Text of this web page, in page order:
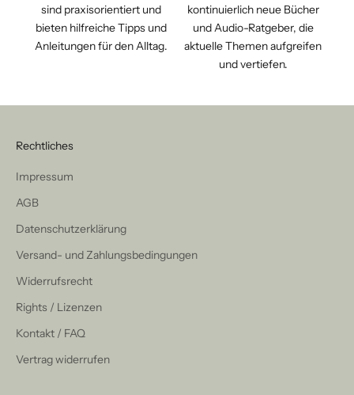
sind praxisorientiert und
bieten hilfreiche Tipps und
Anleitungen für den Alltag.
kontinuierlich neue Bücher
und Audio-Ratgeber, die
aktuelle Themen aufgreifen
und vertiefen.
Rechtliches
Impressum
AGB
Datenschutzerklärung
Versand- und Zahlungsbedingungen
Widerrufsrecht
Rights / Lizenzen
Kontakt / FAQ
Vertrag widerrufen